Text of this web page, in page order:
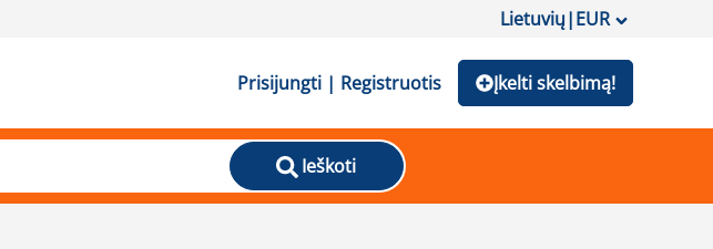
Lietuvių|EUR
Prisijungti | Registruotis Įkelti skelbimą!
Ieškoti